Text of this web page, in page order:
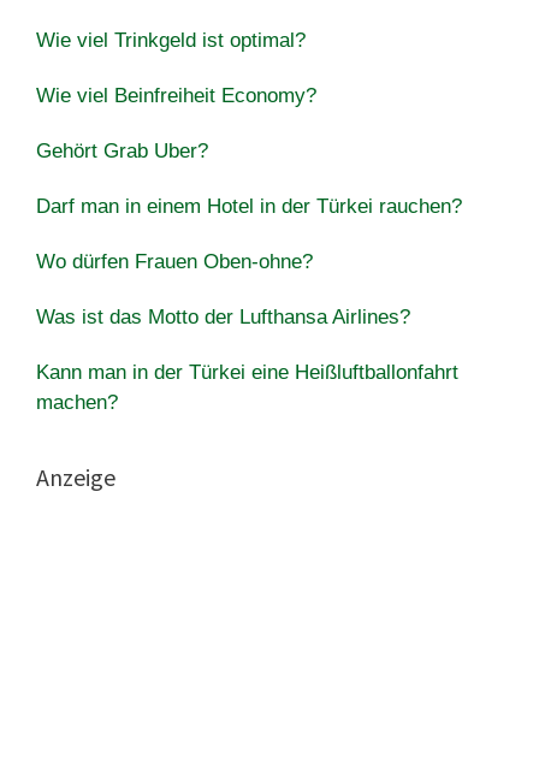
Wie viel Trinkgeld ist optimal?
Wie viel Beinfreiheit Economy?
Gehört Grab Uber?
Darf man in einem Hotel in der Türkei rauchen?
Wo dürfen Frauen Oben-ohne?
Was ist das Motto der Lufthansa Airlines?
Kann man in der Türkei eine Heißluftballonfahrt
machen?
Anzeige